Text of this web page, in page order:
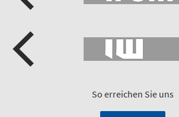
So erreichen Sie uns